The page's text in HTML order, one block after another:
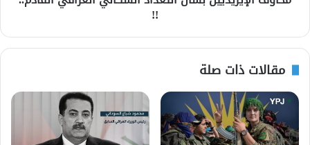
!!
مقالات ذات صلة